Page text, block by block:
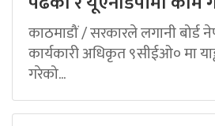
काठमाडौं / सरकारले लगानी बोर्ड
कार्यकारी अधिकृत ९सीईओ० मा
गरेको...